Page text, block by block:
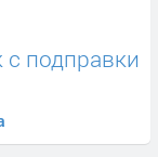
подправки